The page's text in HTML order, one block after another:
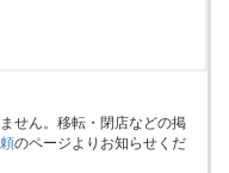
せん。移転・閉店などの掲
のページよりお知らせくだ